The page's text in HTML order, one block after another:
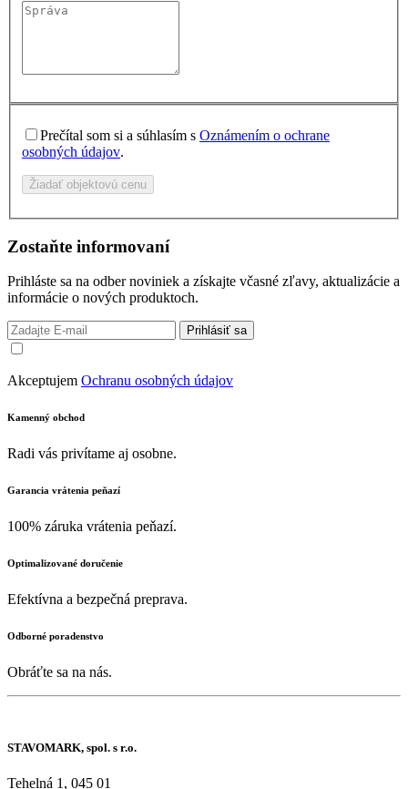
Prečítal som si a súhlasím s Oznámením o ochrane
osobných údajov.
Žiadať objektovú cenu
Zostaňte informovaní
Prihláste sa na odber noviniek a získajte včasné zľavy, aktualizácie a
informácie o nových produktoch.
Prihlásiť sa
Akceptujem Ochranu osobných údajov
Kamenný obchod
Radi vás privítame aj osobne.
Garancia vrátenia peňazí
100% záruka vrátenia peňazí.
Optimalizované doručenie
Efektívna a bezpečná preprava.
Odborné poradenstvo
Obráťte sa na nás.
STAVOMARK, spol. s r.o.
Tehelná 1, 045 01